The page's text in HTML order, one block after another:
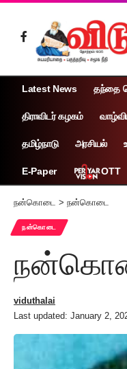
Latest News தந்தை
திராவிடர் கழகம்
தமிழ்நாடு அரசியல்
E-Paper OTT
நன்கொடை > நன்கொடை
நன்கொடை
Last updated: January 2,
viduthalai